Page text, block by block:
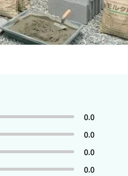
0.0
0.0
0.0
0.0